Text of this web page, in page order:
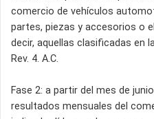
comercio de vehículos
partes, piezas y accesorios o
decir, aquellas clasificadas en
Rev. 4. A.C.
Fase 2: a partir del mes de
resultados mensuales del